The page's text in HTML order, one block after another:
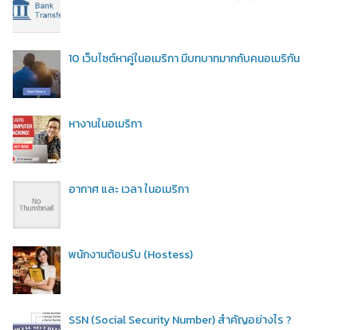
10 เว็บไซต์หาคู่ในอเมริกา มีบทบาทมากกับคนอเมริกัน
หางานในอเมริกา
อากาศ และ เวลา ในอเมริกา
พนักงานต้อนรับ (Hostess)
SSN (Social Security Number) สำคัญอย่างไร ?